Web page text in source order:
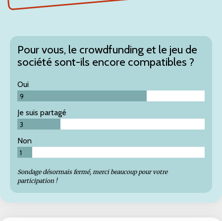
Pour vous, le crowdfunding et le jeu de
société sont-ils encore compatibles ?
Oui
9
Je suis partagé
3
Non
1
Sondage désormais fermé, merci beaucoup pour votre
participation !